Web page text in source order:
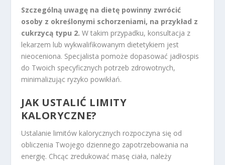
Szczególną uwagę na dietę powinny zwrócić
osoby z określonymi schorzeniami, na przykład z
cukrzycą typu 2. W takim przypadku, konsultacja z
lekarzem lub wykwalifikowanym dietetykiem jest
nieoceniona. Specjalista pomoże dopasować jadłospis
do Twoich specyficznych potrzeb zdrowotnych,
minimalizując ryzyko powikłań.
JAK USTALIĆ LIMITY
KALORYCZNE?
Ustalanie limitów kalorycznych rozpoczyna się od
obliczenia Twojego dziennego zapotrzebowania na
energię. Chcąc zredukować masę ciała, należy